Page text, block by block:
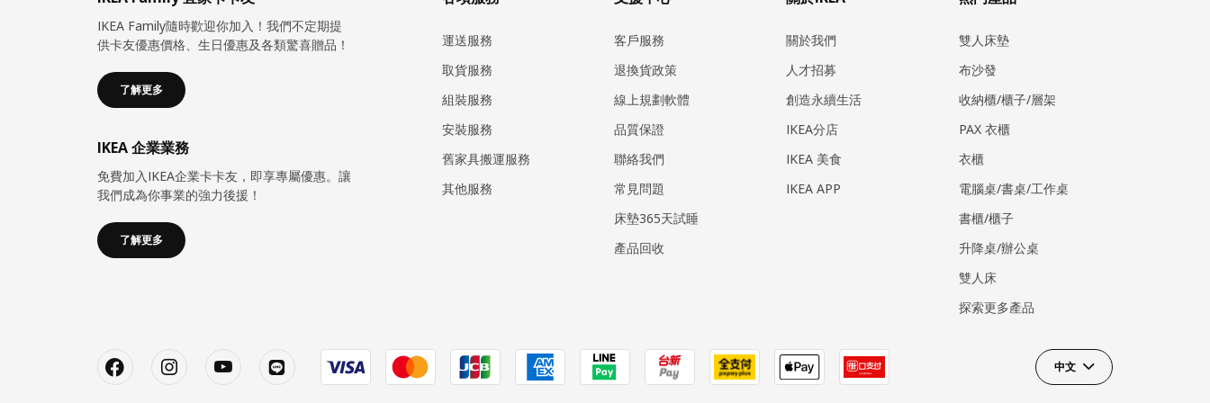
IKEA Family隨時歡迎你加入！我們不定期提
供卡友優惠價格、生日優惠及各類驚喜贈品！
了解更多
IKEA 企業業務
免費加入IKEA企業卡卡友，即享專屬優惠。讓
我們成為你事業的強力後援！
了解更多
運送服務
取貨服務
組裝服務
安裝服務
​舊家具搬運服務
其他服務
客戶服務
退換貨政策
線上規劃軟體
品質保證
聯絡我們
常見問題
床墊365天試睡
產品回收
關於我們
人才招募
創造永續生活
IKEA分店
IKEA 美食
IKEA APP
雙人床墊
布沙發
收納櫃/櫃子/層架
PAX 衣櫃
衣櫃
電腦桌/書桌/工作桌
書櫃/櫃子
升降桌/辦公桌
雙人床
探索更多產品
中文